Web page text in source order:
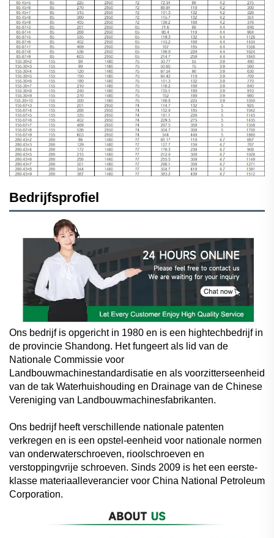
Bedrijfsprofiel
Ons bedrijf is opgericht in 1980 en is een hightechbedrijf in
de provincie Shandong. Het fungeert als lid van de
Nationale Commissie voor
Landbouwmachinestandardisatie en als voorzitterseenheid
van de tak Waterhuishouding en Drainage van de Chinese
Vereniging van Landbouwmachinesfabrikanten.
Ons bedrijf heeft verschillende nationale patenten
verkregen en is een opstel-eenheid voor nationale normen
van onderwaterschroeven, rioolschroeven en
verstoppingvrije schroeven. Sinds 2009 is het een eerste-
klasse materiaalleverancier voor China National Petroleum
Corporation.